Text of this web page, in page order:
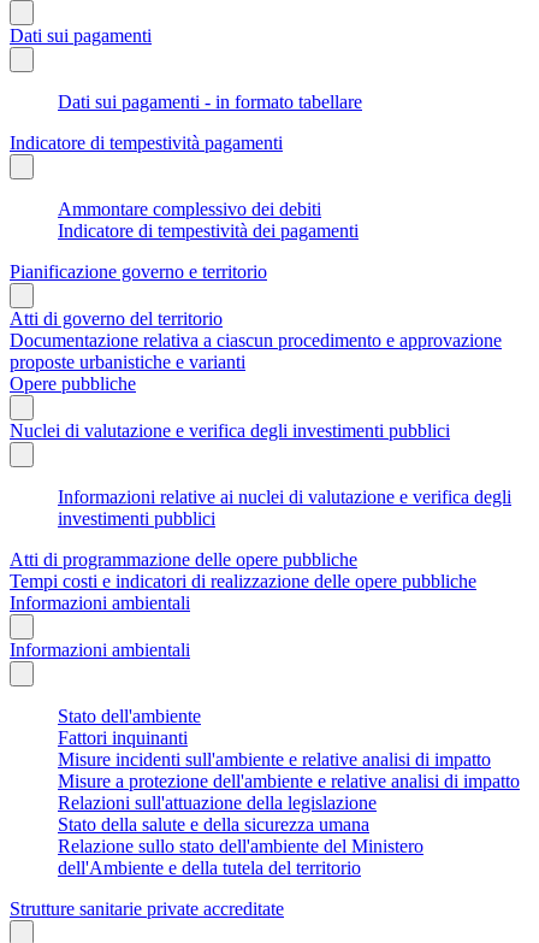
Dati sui pagamenti
Dati sui pagamenti - in formato tabellare
Indicatore di tempestività pagamenti
Ammontare complessivo dei debiti
Indicatore di tempestività dei pagamenti
Pianificazione governo e territorio
Atti di governo del territorio
Documentazione relativa a ciascun procedimento e approvazione
proposte urbanistiche e varianti
Opere pubbliche
Nuclei di valutazione e verifica degli investimenti pubblici
Informazioni relative ai nuclei di valutazione e verifica degli
investimenti pubblici
Atti di programmazione delle opere pubbliche
Tempi costi e indicatori di realizzazione delle opere pubbliche
Informazioni ambientali
Informazioni ambientali
Stato dell'ambiente
Fattori inquinanti
Misure incidenti sull'ambiente e relative analisi di impatto
Misure a protezione dell'ambiente e relative analisi di impatto
Relazioni sull'attuazione della legislazione
Stato della salute e della sicurezza umana
Relazione sullo stato dell'ambiente del Ministero
dell'Ambiente e della tutela del territorio
Strutture sanitarie private accreditate